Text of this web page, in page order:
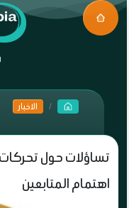
الاخبار
تساؤلات حول تحركات
اهتمام المتابعين